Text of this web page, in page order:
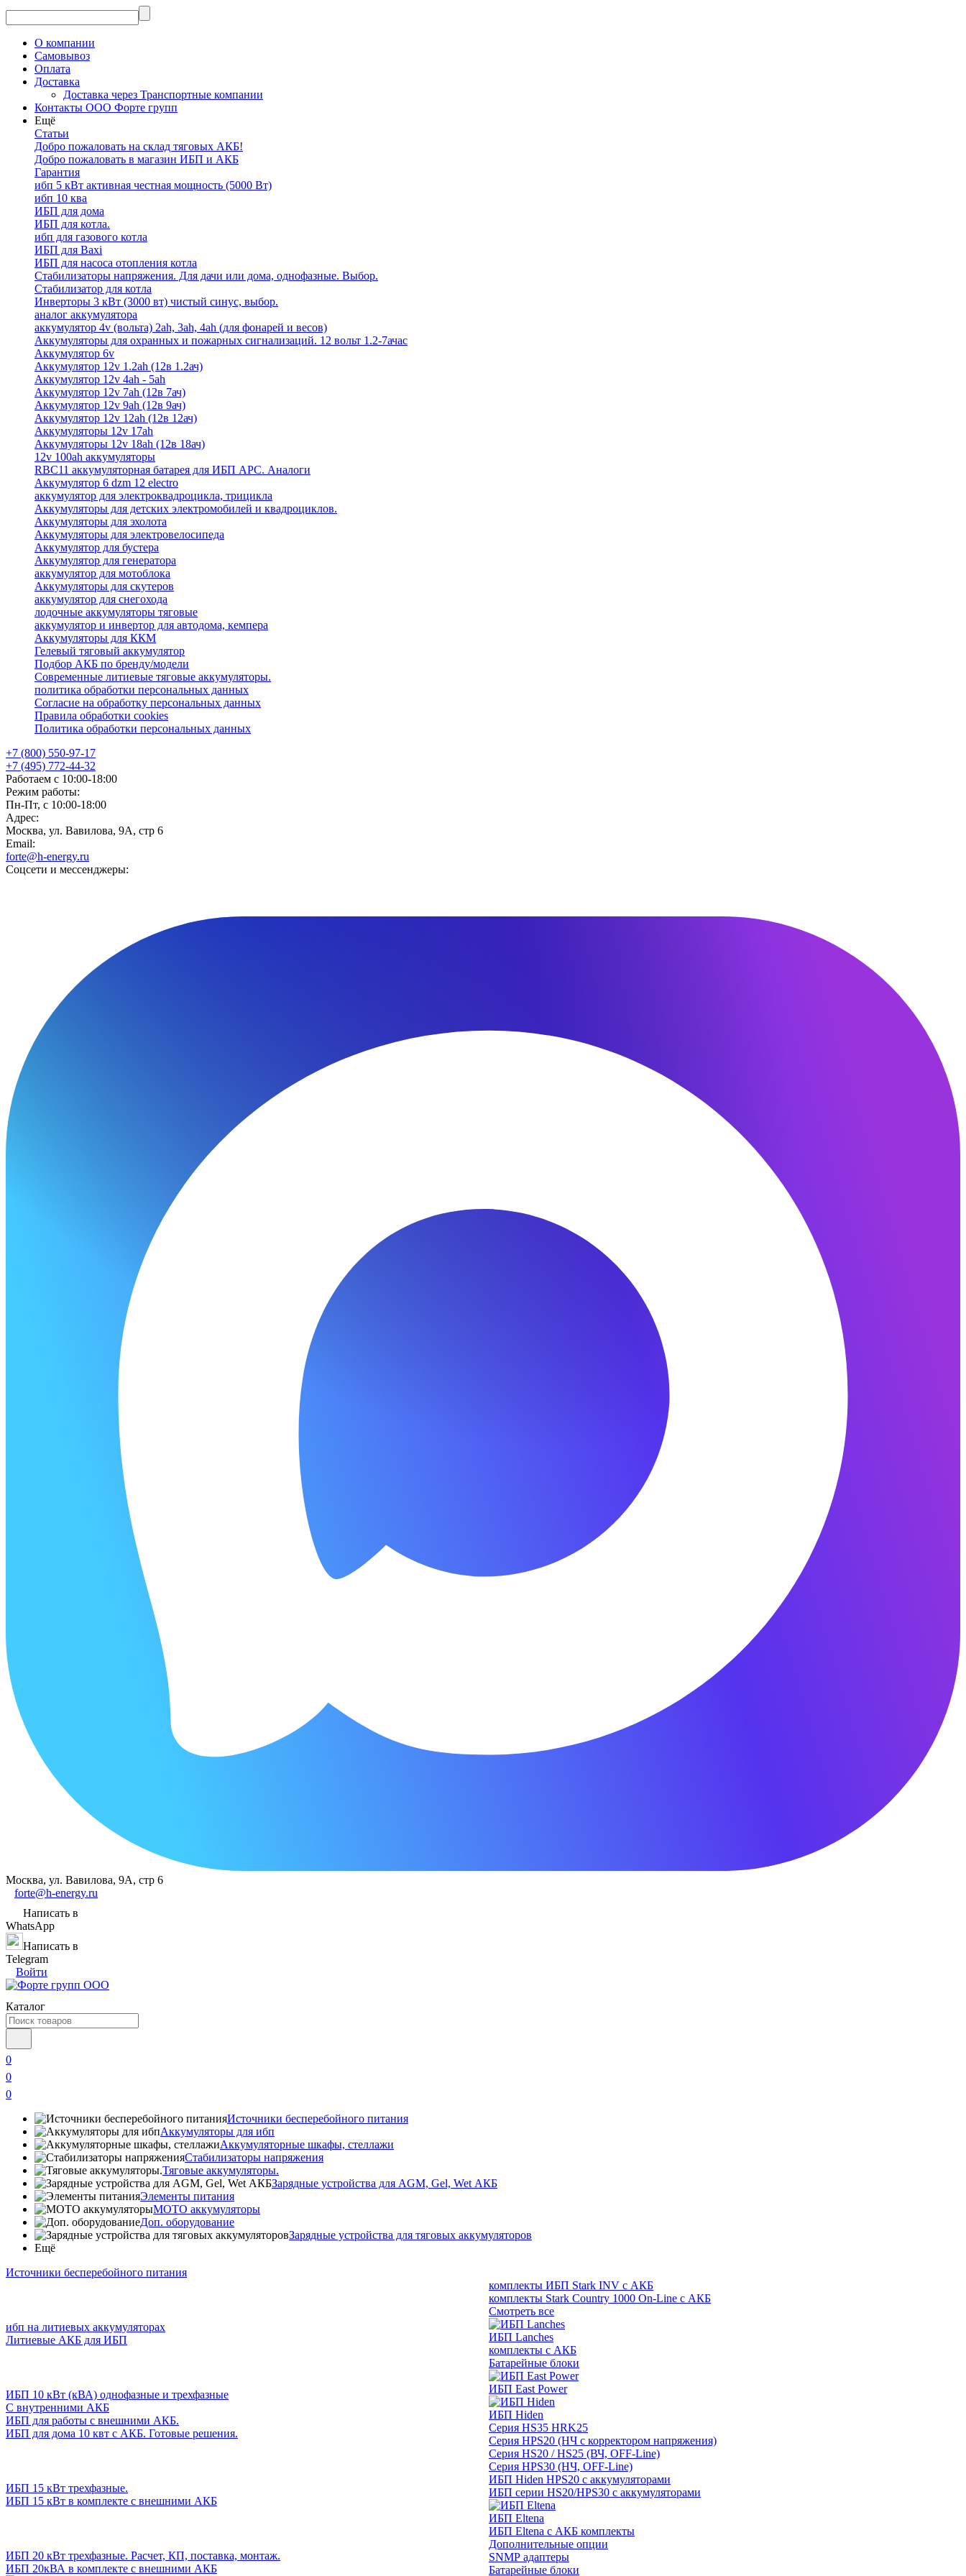
О компании
Самовывоз
Оплата
Доставка
Доставка через Транспортные компании
Контакты ООО Форте групп
Ещё
Статьи
Добро пожаловать на склад тяговых АКБ!
Добро пожаловать в магазин ИБП и АКБ
Гарантия
ибп 5 кВт активная честная мощность (5000 Вт)
ибп 10 ква
ИБП для дома
ИБП для котла.
ибп для газового котла
ИБП для Baxi
ИБП для насоса отопления котла
Стабилизаторы напряжения. Для дачи или дома, однофазные. Выбор.
Стабилизатор для котла
Инверторы 3 кВт (3000 вт) чистый синус, выбор.
аналог аккумулятора
аккумулятор 4v (вольта) 2ah, 3ah, 4ah (для фонарей и весов)
Аккумуляторы для охранных и пожарных сигнализаций. 12 вольт 1.2-7ачас
Аккумулятор 6v
Аккумулятор 12v 1.2ah (12в 1.2ач)
Аккумулятор 12v 4ah - 5ah
Аккумулятор 12v 7ah (12в 7ач)
Аккумулятор 12v 9ah (12в 9ач)
Аккумулятор 12v 12ah (12в 12ач)
Аккумуляторы 12v 17ah
Аккумуляторы 12v 18ah (12в 18ач)
12v 100ah аккумуляторы
RBC11 аккумуляторная батарея для ИБП APC. Аналоги
Аккумулятор 6 dzm 12 electro
аккумулятор для электроквадроцикла, трицикла
Аккумуляторы для детских электромобилей и квадроциклов.
Аккумуляторы для эхолота
Аккумуляторы для электровелосипеда
Аккумулятор для бустера
Аккумулятор для генератора
аккумулятор для мотоблока
Аккумуляторы для скутеров
аккумулятор для снегохода
лодочные аккумуляторы тяговые
аккумулятор и инвертор для автодома, кемпера
Аккумуляторы для ККМ
Гелевый тяговый аккумулятор
Подбор АКБ по бренду/модели
Современные литиевые тяговые аккумуляторы.
политика обработки персональных данных
Согласие на обработку персональных данных
Правила обработки cookies
Политика обработки персональных данных
+7 (800) 550-97-17
+7 (495) 772-44-32
Работаем с 10:00-18:00
Режим работы:
Пн-Пт, с 10:00-18:00
Адрес:
Москва, ул. Вавилова, 9А, стр 6
Email:
forte@h-energy.ru
Соцсети и мессенджеры:
Москва, ул. Вавилова, 9А, стр 6
forte@h-energy.ru
Написать в
WhatsApp
Написать в
Telegram
Войти
Каталог
0
0
0
Источники бесперебойного питания
Аккумуляторы для ибп
Аккумуляторные шкафы, стеллажи
Стабилизаторы напряжения
Тяговые аккумуляторы.
Зарядные устройства для AGM, Gel, Wet АКБ
Элементы питания
МОТО аккумуляторы
Доп. оборудование
Зарядные устройства для тяговых аккумуляторов
Ещё
Источники бесперебойного питания
ибп на литиевых аккумуляторах
Литиевые АКБ для ИБП
ИБП 10 кВт (кВА) однофазные и трехфазные
С внутренними АКБ
ИБП для работы с внешними АКБ.
ИБП для дома 10 квт с АКБ. Готовые решения.
ИБП 15 кВт трехфазные.
ИБП 15 кВт в комплекте с внешними АКБ
ИБП 20 кВт трехфазные. Расчет, КП, поставка, монтаж.
ИБП 20кВА в комплекте с внешними АКБ
комплекты ИБП Stark INV с АКБ
комплекты Stark Country 1000 On-Line с АКБ
Смотреть все
ИБП Lanches
комплекты с АКБ
Батарейные блоки
ИБП East Power
ИБП Hiden
Серия HS35 HRK25
Серия HPS20 (НЧ с корректором напряжения)
Серия HS20 / HS25 (ВЧ, OFF-Line)
Серия HPS30 (НЧ, OFF-Line)
ИБП Hiden HPS20 с аккумуляторами
ИБП серии HS20/HPS30 с аккумуляторами
ИБП Eltena
ИБП Eltena с АКБ комплекты
Дополнительные опции
SNMP адаптеры
Батарейные блоки